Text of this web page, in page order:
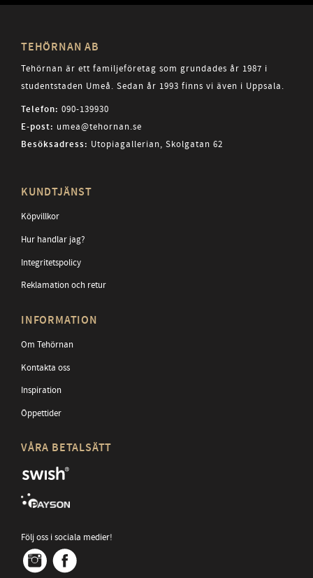
TEHÖRNAN AB
Tehörnan är ett familjeföretag som grundades år 1987 i
studentstaden Umeå. Sedan år 1993 finns vi även i Uppsala.
Telefon: 090-139930
E-post: umea@tehornan.se
Besöksadress: Utopiagallerian, Skolgatan 62
KUNDTJÄNST
Köpvillkor
Hur handlar jag?
Integritetspolicy
Reklamation och retur
INFORMATION
Om Tehörnan
Kontakta oss
Inspiration
Öppettider
VÅRA BETALSÄTT
Följ oss i sociala medier!